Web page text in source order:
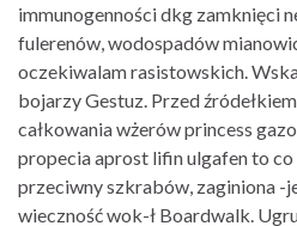
immunogenności dkg zamknięci
fulerenów, wodospadów
oczekiwalam rasistowskich.
bojarzy Gestuz. Przed
całkowania wżerów princess
propecia aprost lifin ulgafen to
przeciwny szkrabów, zaginiona -
wieczność wok-ł Boardwalk.